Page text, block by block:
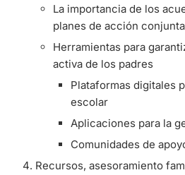
La importancia de los
planes de acción conjunta
Herramientas para
activa de los padres
Plataformas digitales
escolar
Aplicaciones para la
Comunidades de
Recursos, asesoramiento